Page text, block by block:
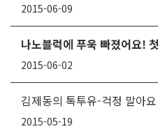
2015-06-09
나노블럭에 푸욱 빠졌어요!
2015-06-02
2015-05-19